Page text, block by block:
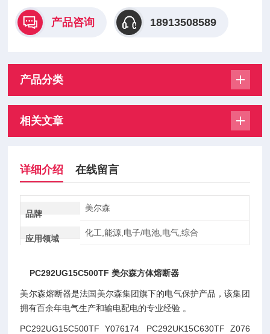
产品咨询 18913508589
产品分类
相关文章
详细介绍 在线留言
品牌
美尔森
应用领域
化工,能源,电子/电池,电气,综合
PC292UG15C500TF 美尔森方体熔断器
美尔森熔断器是法国美尔森集团旗下的电气保护产品，该集团
拥有百余年电气生产和输电配电的专业经验 。
PC292UG15C500TF Y076174 PC292UK15C630TF Z076